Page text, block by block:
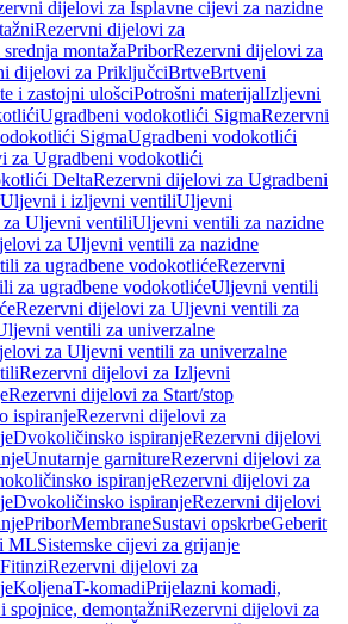
dijelovi za Isplavne cijevi za nazidne
Rezervni dijelovi za
montažaPriborRezervni dijelovi za
dijelovi za PriključciBrtveBrtveni
i zastojni ulošciPotrošni materijalIzljevni
Ugradbeni vodokotlići SigmaRezervni
SigmaUgradbeni vodokotlići
za Ugradbeni vodokotlići
DeltaRezervni dijelovi za Ugradbeni
Uljevni i izljevni ventiliUljevni
Uljevni ventiliUljevni ventili za nazidne
za Uljevni ventili za nazidne
za ugradbene vodokotlićeRezervni
za ugradbene vodokotlićeUljevni ventili
Rezervni dijelovi za Uljevni ventili za
ventili za univerzalne
za Uljevni ventili za univerzalne
Rezervni dijelovi za Izljevni
Rezervni dijelovi za Start/stop
ispiranjeRezervni dijelovi za
Dvokoličinsko ispiranjeRezervni dijelovi
Unutarnje garnitureRezervni dijelovi za
ispiranjeRezervni dijelovi za
Dvokoličinsko ispiranjeRezervni dijelovi
PriborMembraneSustavi opskrbeGeberit
MLSistemske cijevi za grijanje
FitinziRezervni dijelovi za
KoljenaT-komadiPrijelazni komadi,
spojnice, demontažniRezervni dijelovi za